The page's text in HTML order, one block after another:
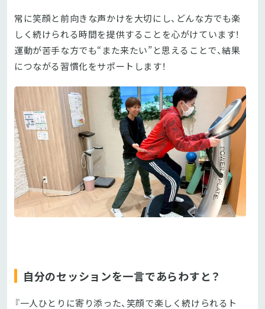
常に笑顔と前向きな声かけを大切にし、どんな方でも楽
しく続けられる時間を提供することを心がけています！
運動が苦手な方でも“また来たい”と思えることで、結果
につながる習慣化をサポートします！
自分のセッションを一言であらわすと？
『一人ひとりに寄り添った、笑顔で楽しく続けられるト